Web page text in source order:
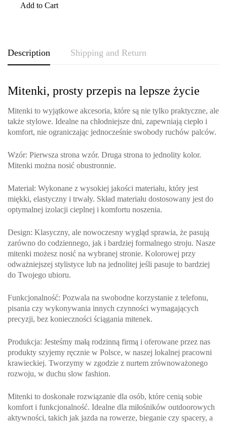
Add to Cart
Description Shipping and Return
Mitenki, prosty przepis na lepsze życie
Mitenki to wyjątkowe akcesoria, które są nie tylko praktyczne, ale
także stylowe. Idealne na chłodniejsze dni, zapewniają ciepło i
komfort, nie ograniczając jednocześnie swobody ruchów palców.
Wzór: Pierwsza strona wzór. Druga strona to jednolity kolor.
Mitenki można nosić obustronnie.
Materiał: Wykonane z wysokiej jakości materiału, który jest
miękki, elastyczny i trwały. Skład materiału dostosowany jest do
optymalnej izolacji cieplnej i komfortu noszenia.
Design: Klasyczny, ale nowoczesny wygląd sprawia, że pasują
zarówno do codziennego, jak i bardziej formalnego stroju. Nasze
mitenki możesz nosić na wybranej stronie. Kolorowej przy
odważniejszej stylistyce lub na jednolitej jeśli pasuje to bardziej
do Twojego ubioru.
Funkcjonalność: Pozwala na swobodne korzystanie z telefonu,
pisania czy wykonywania innych czynności wymagających
precyzji, bez konieczności ściągania mitenek.
Produkcja: Jesteśmy małą rodzinną firmą i oferowane przez nas
produkty szyjemy ręcznie w Polsce, w naszej lokalnej pracowni
krawieckiej. Tworzymy w zgodzie z nurtem zrównoważonego
rozwoju, w duchu slow fashion.
Mitenki to doskonałe rozwiązanie dla osób, które cenią sobie
komfort i funkcjonalność. Idealne dla miłośników outdoorowych
aktywności, takich jak jazda na rowerze, bieganie czy spacery, a